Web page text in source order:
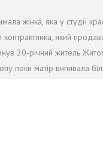
жінка, яка у студії
який
20-річний житель
поки матір випивала